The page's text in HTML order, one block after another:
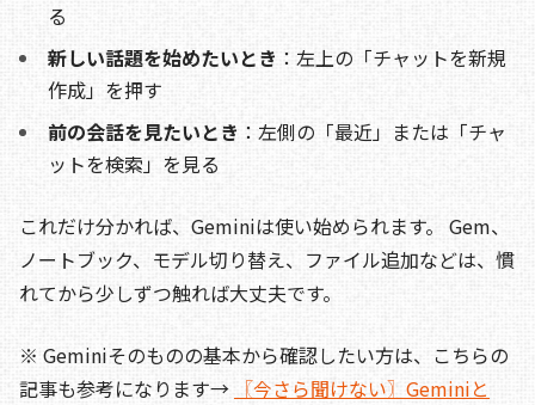
る
新しい話題を始めたいとき ：左上の「チャットを新規
作成」を押す
前の会話を見たいとき ：左側の「最近」または「チャ
ットを検索」を見る
これだけ分かれば、Geminiは使い始められます。 Gem、
ノートブック、モデル切り替え、ファイル追加などは、慣
れてから少しずつ触れば大丈夫です。
※ Geminiそのものの基本から確認したい方は、こちらの
記事も参考になります→ 〖今さら聞けない〗Geminiと